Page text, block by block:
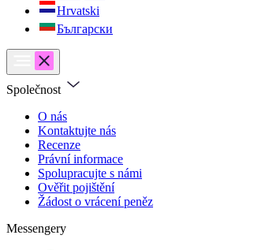
Hrvatski
Български
Společnost
O nás
Kontaktujte nás
Recenze
Právní informace
Spolupracujte s námi
Ověřit pojištění
Žádost o vrácení peněz
Messengery